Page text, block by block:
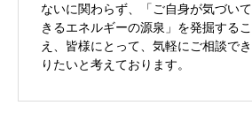
ないに関わらず、「ご自身が気づい
きるエネルギーの源泉」を発掘する
え、皆様にとって、気軽にご相談で
りたいと考えております。